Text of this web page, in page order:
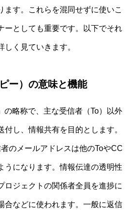
ます。これらを混同せずに使いこ
ーとしても重要です。以下でそれ
しく見ていきます。
ー）の意味と機能
の略称で、主な受信者（To）以外
付し、情報共有を目的とします。
のメールアドレスは他のToやCC
うになります。情報伝達の透明性
ロジェクトの関係者全員を進捗に
合などに使われます。一般に返信